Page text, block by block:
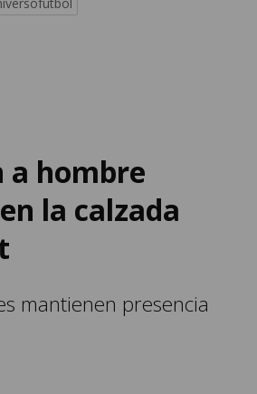
a hombre
la calzada
mantienen presencia